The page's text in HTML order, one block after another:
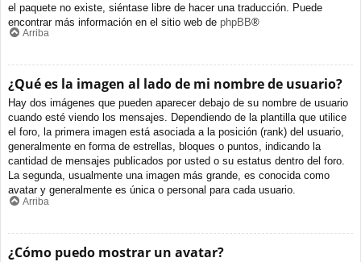
el paquete no existe, siéntase libre de hacer una traducción. Puede
encontrar más información en el sitio web de phpBB®
Arriba
¿Qué es la imagen al lado de mi nombre de usuario?
Hay dos imágenes que pueden aparecer debajo de su nombre de usuario
cuando esté viendo los mensajes. Dependiendo de la plantilla que utilice
el foro, la primera imagen está asociada a la posición (rank) del usuario,
generalmente en forma de estrellas, bloques o puntos, indicando la
cantidad de mensajes publicados por usted o su estatus dentro del foro.
La segunda, usualmente una imagen más grande, es conocida como
avatar y generalmente es única o personal para cada usuario.
Arriba
¿Cómo puedo mostrar un avatar?